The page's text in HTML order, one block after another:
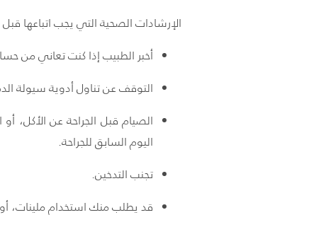
الإرشادات الصحية التي يجب اتباعها قبل
أخبر الطبيب إذا كنت تعاني من
التوقف عن تناول أدوية سيولة
اليوم السابق للجراحة.
تجنب التدخين.
قد يطلب منك استخدام ملينات، أو